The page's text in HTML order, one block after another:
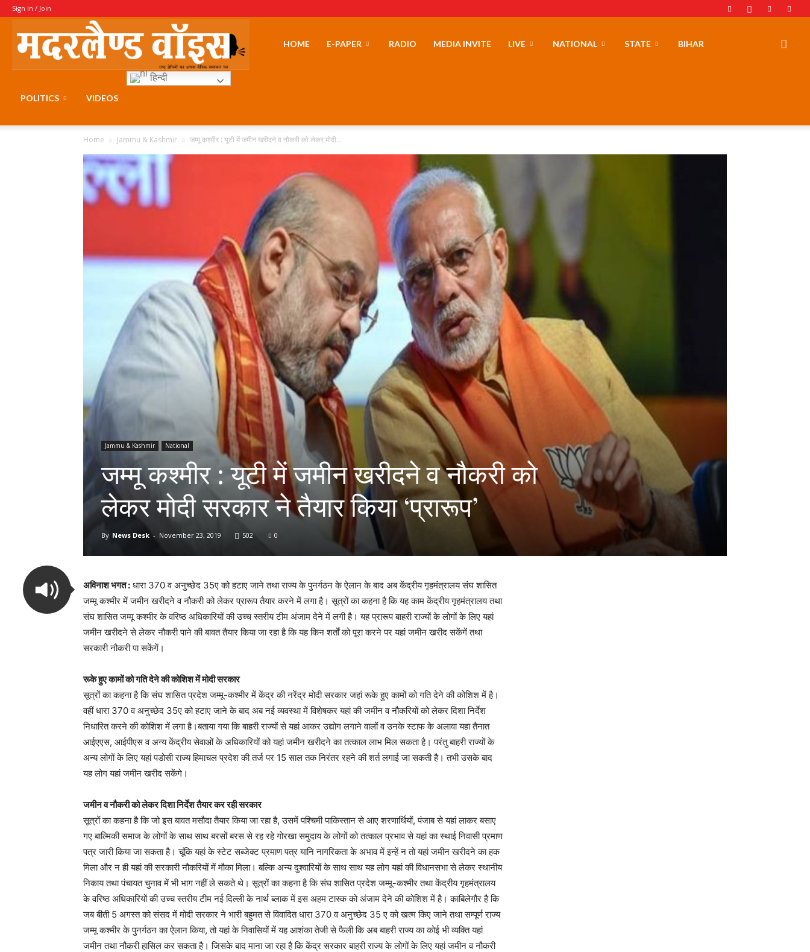
Sign in / Join
MotherLandHOME E-PAPER RADIO MEDIA INVITE LIVE NATIONAL STATE BIHAR
POLITICS VIDEOS
हिन्दी
Home Jammu & Kashmir जम्मू कश्मीर : यूटी में जमीन खरीदने व नौकरी को लेकर मोदी...
Jammu & Kashmir National
जम्मू कश्मीर : यूटी में जमीन खरीदने व नौकरी को
लेकर मोदी सरकार ने तैयार किया ‘प्रारूप’
By News Desk - November 23, 2019 502 0
अविनाश भगत : धारा 370 व अनुच्छेद 35ए को हटाए जाने तथा राज्य के पुनर्गठन के ऐलान के बाद अब केंद्रीय गृहमंत्रालय संघ शासित
जम्मू कश्मीर में जमीन खरीदने व नौकरी को लेकर प्रारूप तैयार करने में लगा है। सूत्रों का कहना है कि यह काम केंद्रीय गृहमंत्रालय तथा
संघ शासित जम्मू कश्मीर के वरिष्ठ अधिकारियों की उच्च स्तरीय टीम अंजाम देने में लगी है। यह प्रारूप बाहरी राज्यों के लोगों के लिए यहां
जमीन खरीदने से लेकर नौकरी पाने की बावत तैयार किया जा रहा है कि यह किन शर्ताें को पूरा करने पर यहां जमीन खरीद सकेंगें तथा
सरकारी नौकरी पा सकेंगें।
रूके हुए कामों को गति देने की कोशिश में मोदी सरकार
सूत्रों का कहना है कि संघ शासित प्रदेश जम्मू-कश्मीर में केंद्र की नरेंद्र मोदी सरकार जहां रूके हुए कामों को गति देने की कोशिश में है।
वहीं धारा 370 व अनुच्छेद 35ए को हटाए जाने के बाद अब नई व्यवस्था में विशेषकर यहां की जमीन व नौकरियों को लेकर दिशा निर्देश
निधारित करने की कोशिश में लगा है।बताया गया कि बाहरी राज्यों से यहां आकर उद्योग लगाने वालों व उनके स्टाफ के अलावा यहा तैनात
आईएएस, आईपीएस व अन्य केंद्रीय सेवाओं के अधिकारियों को यहां जमीन खरीदने का तत्काल लाभ मिल सकता है। परंतु बाहरी राज्यों के
अन्य लोगों के लिए यहां पडोसी राज्य हिमाचल प्रदेश की तर्ज पर 15 साल तक निरंतर रहने की शर्त लगाई जा सकती है। तभी उसके बाद
यह लोग यहां जमीन खरीद सकेंगे।
जमीन व नौकरी को लेकर दिशा निर्देश तैयार कर रही सरकार
सूत्रों का कहना है कि जो इस बावत मसौदा तैयार किया जा रहा है, उसमें पश्चिमी पाकिस्तान से आए शरणार्थियों, पंजाब से यहां लाकर बसाए
गए बाल्मिकी समाज के लोगों के साथ साथ बरसों बरस से रह रहे गोरखा समुदाय के लोगों को तत्काल प्रभाव से यहां का स्थाई निवासी प्रमाण
पत्र जारी किया जा सकता है। चूंकि यहां के स्टेट सब्जेक्ट प्रमाण पत्र यानि नागरिकता के अभाव में इन्हें न तो यहां जमीन खरीदने का हक
मिला और न ही यहां की सरकारी नौकरियों में मौका मिला। बल्कि अन्य दुश्वारियों के साथ साथ यह लोग यहां की विधानसभा से लेकर स्थानीय
निकाय तथा पंचायत चुनाव में भी भाग नहीं ले सकते थे। सूत्रों का कहना है कि संघ शासित प्रदेश जम्मू-कश्मीर तथा केंद्रीय गृहमंत्रालय
के वरिष्ठ अधिकारियों की उच्च स्तरीय टीम नई दिल्ली के नार्थ ब्लाक में इस अहम टास्क को अंजाम देने की कोशिश में है। काबिलेगौर है कि
जब बीती 5 अगस्त को संसद में मोदी सरकार ने भारी बहुमत से विवादित धारा 370 व अनुच्छेद 35 ए को खत्म किए जाने तथा सम्पूर्ण राज्य
जम्मू कश्मीर के पुनर्गठन का ऐलान किया, तो यहां के निवासियों में यह आशंका तेजी से फैली कि अब बाहरी राज्य का कोई भी व्यक्ति यहां
जमीन तथा नौकरी हासिल कर सकता है। जिसके बाद माना जा रहा है कि केंद्र सरकार बाहरी राज्य के लोगों के लिए यहां जमीन व नौकरी